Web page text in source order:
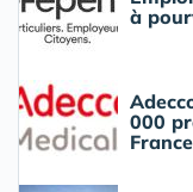
à
000
France